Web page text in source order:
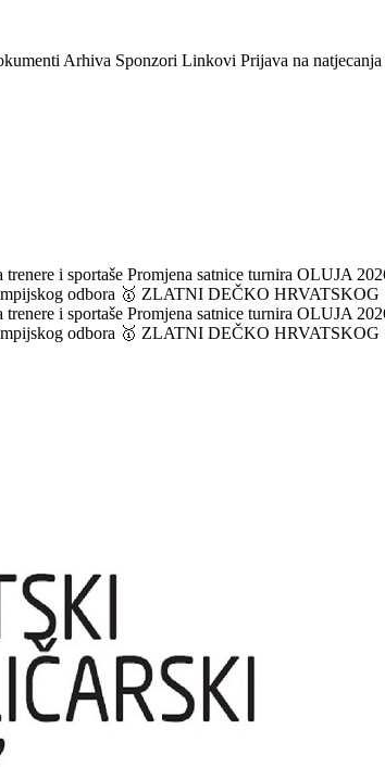
Arhiva Sponzori Linkovi Prijava na natjecanja
i sportaše Promjena satnice turnira OLUJA
odbora 🥇 ZLATNI DEČKO
i sportaše Promjena satnice turnira OLUJA
odbora 🥇 ZLATNI DEČKO